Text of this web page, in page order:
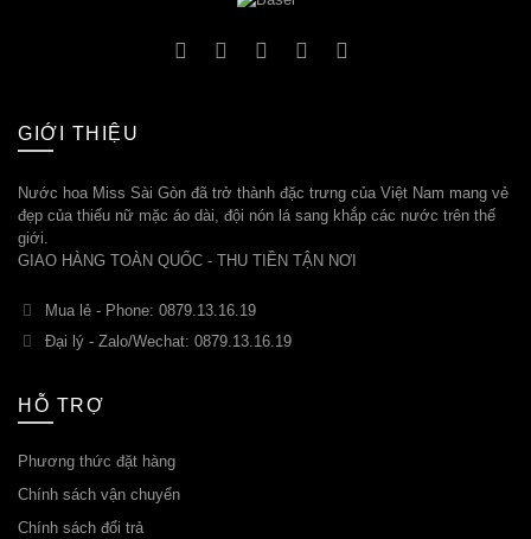
GIỚI THIỆU
Nước hoa Miss Sài Gòn đã trở thành đặc trưng của Việt Nam mang vẻ
đẹp của thiếu nữ mặc áo dài, đội nón lá sang khắp các nước trên thế
giới.
GIAO HÀNG TOÀN QUỐC - THU TIỀN TẬN NƠI
Mua lẻ - Phone: 0879.13.16.19
Đại lý - Zalo/Wechat: 0879.13.16.19
HỖ TRỢ
Phương thức đặt hàng
Chính sách vận chuyển
Chính sách đổi trả